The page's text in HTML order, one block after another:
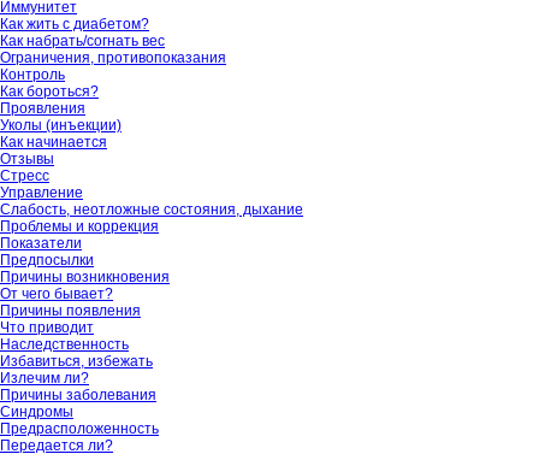
Иммунитет
Как жить с диабетом?
Как набрать/согнать вес
Ограничения, противопоказания
Контроль
Как бороться?
Проявления
Уколы (инъекции)
Как начинается
Отзывы
Стресс
Управление
Слабость, неотложные состояния, дыхание
Проблемы и коррекция
Показатели
Предпосылки
Причины возникновения
От чего бывает?
Причины появления
Что приводит
Наследственность
Избавиться, избежать
Излечим ли?
Причины заболевания
Синдромы
Предрасположенность
Передается ли?